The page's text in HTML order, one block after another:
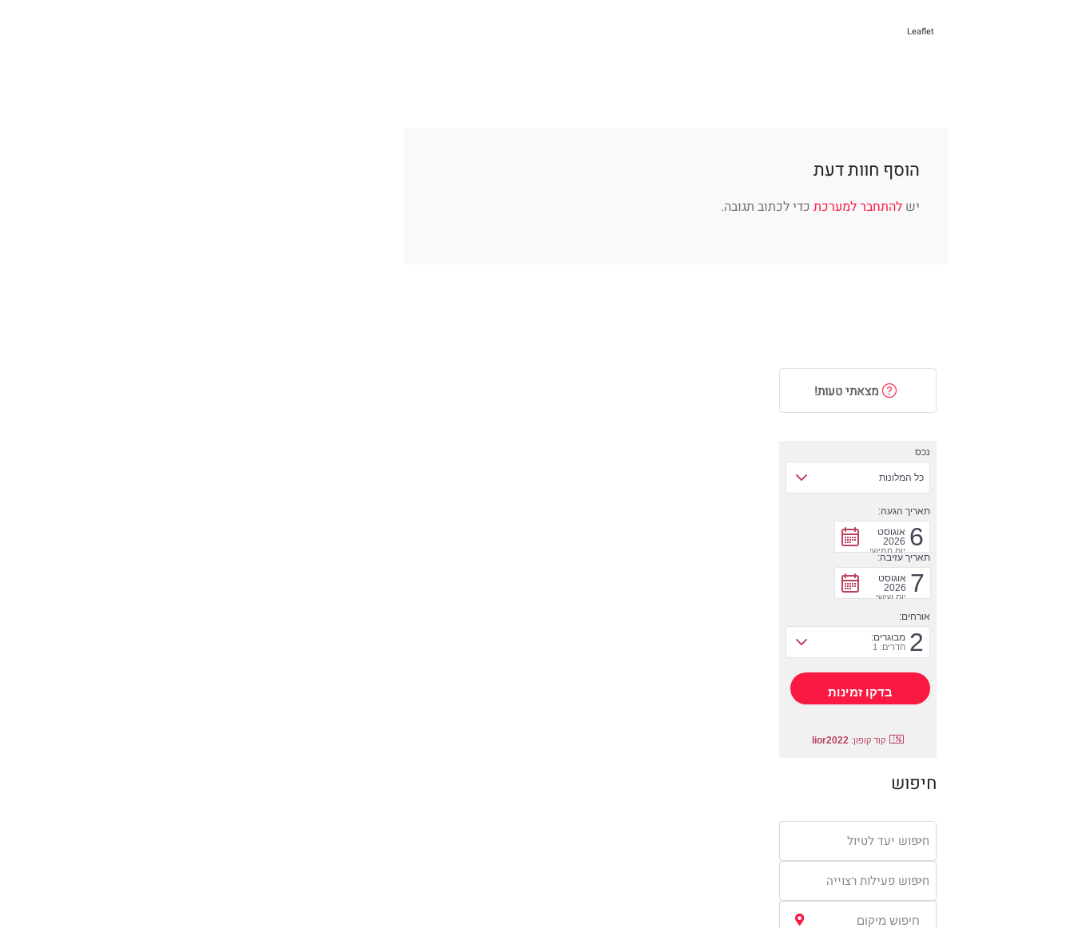
Leaflet
הוסף חוות דעת
יש להתחבר למערכת כדי לכתוב תגובה.
מצאתי טעות!
נכס
כל המלונות
תאריך הגעה:
6 אוגוסט
2026
יום חמישי
תאריך עזיבה:
7 אוגוסט
2026
יום שישי
אורחים:
2 מבוגרים:
חדרים: 1
קוד קופון: lior2022
חיפוש
חיפוש יעד לטיול
חיפוש פעילות רצוייה